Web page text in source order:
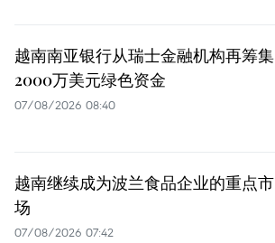
越南南亚银行从瑞士金融机构再筹集
2000万美元绿色资金
07/08/2026 08:40
越南继续成为波兰食品企业的重点市
场
07/08/2026 07:42